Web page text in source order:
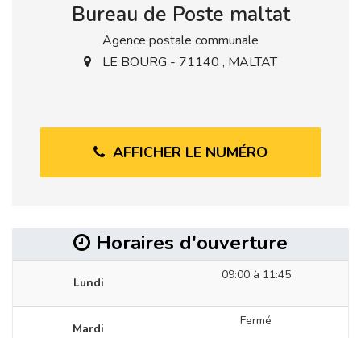
Bureau de Poste maltat
Agence postale communale
LE BOURG - 71140 , MALTAT
AFFICHER LE NUMÉRO
Horaires d'ouverture
Lundi
09:00 à 11:45
Mardi
Fermé